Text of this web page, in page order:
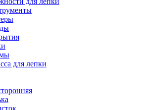
для лепки